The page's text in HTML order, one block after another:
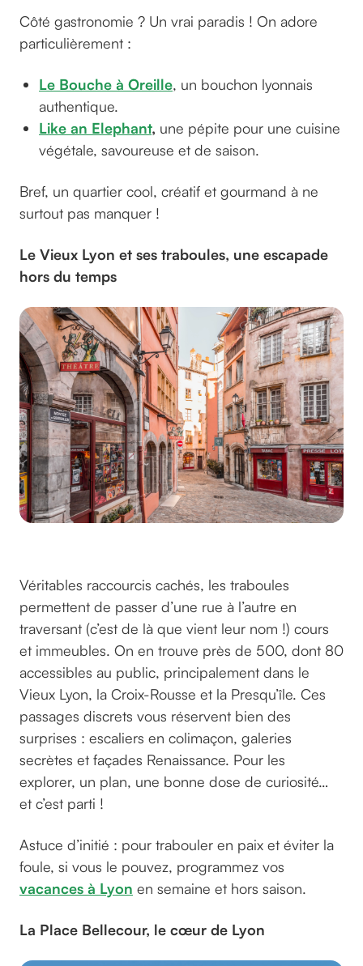
Côté gastronomie ? Un vrai paradis ! On adore
particulièrement :
Le Bouche à Oreille, un bouchon lyonnais
authentique.
Like an Elephant, une pépite pour une cuisine
végétale, savoureuse et de saison.
Bref, un quartier cool, créatif et gourmand à ne
surtout pas manquer !
Le Vieux Lyon et ses traboules, une escapade
hors du temps
Véritables raccourcis cachés, les traboules
permettent de passer d’une rue à l’autre en
traversant (c’est de là que vient leur nom !) cours
et immeubles. On en trouve près de 500, dont 80
accessibles au public, principalement dans le
Vieux Lyon, la Croix-Rousse et la Presqu’île. Ces
passages discrets vous réservent bien des
surprises : escaliers en colimaçon, galeries
secrètes et façades Renaissance. Pour les
explorer, un plan, une bonne dose de curiosité…
et c’est parti !
Astuce d’initié : pour trabouler en paix et éviter la
foule, si vous le pouvez, programmez vos
vacances à Lyon en semaine et hors saison.
La Place Bellecour, le cœur de Lyon